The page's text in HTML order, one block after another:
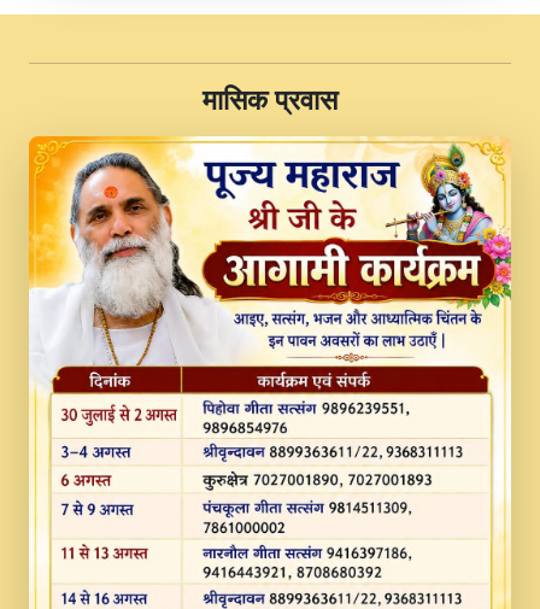
II Swami Gyananand Ji Maharaj.mp3
JINU SATGURU AAP BULAVE by Rasik
Pawan ji 20-11-19 Sankirtan At VEER JI
PRABHU KUTEER CHANNEL.mp3
Kina Sohna Tera Bhawan Sajaya Mata
Vaishno Devi Aarti Mata Rani Bhajan By
Lakhwinder Wadali Ji.mp3
MERE MANN VICH KANTH KALER
NEW PUNAJBI DEVOTIONAL SONG 2017
FULL VIDEO HD.mp3
Na To Roop Hai Bindu Ji Maharaj Pad - A
Divine Bhajan by Shri Indresh Ji
#BhaktiPath.mp3
Radha Rani Ki Kirpa Best Devotional
Song By Chitra Vichitra.mp3
​मासिक प्रवास